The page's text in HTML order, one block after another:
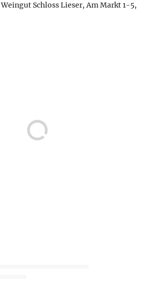
Weingut Schloss Lieser, Am Markt 1-5,